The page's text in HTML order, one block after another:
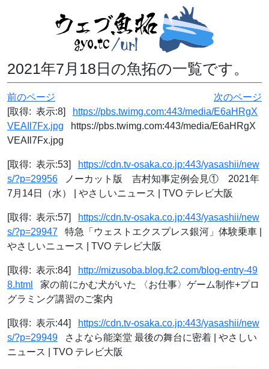
2021年7月18日の魚拓の一覧です。
前のページ
次のページ
[取得: 表示:8]
https://pbs.twimg.com:443/media/E6aHRgX
VEAIl7Fx.jpg https://pbs.twimg.com:443/media/E6aHRgX
VEAIl7Fx.jpg
[取得: 表示:53]
https://cdn.tv-osaka.co.jp:443/yasashii/new
s/?p=29956 ノーカット版 吉村知事定例会見① 2021年
7月14日（水） | やさしいニュース | TVO テレビ大阪
[取得: 表示:57]
https://cdn.tv-osaka.co.jp:443/yasashii/new
s/?p=29947 特急「ウェストエクスプレス銀河」体験乗車 |
やさしいニュース | TVO テレビ大阪
[取得: 表示:84]
http://mizusoba.blog.fc2.com/blog-entry-49
8.html
家の前にかむ犬がいた 〈お仕事〉ゲーム制作+プロ
グラミング講習のご案内
[取得: 表示:44]
https://cdn.tv-osaka.co.jp:443/yasashii/new
s/?p=29949 さよなら能楽堂 最後の舞台に密着 | やさしい
ニュース | TVO テレビ大阪